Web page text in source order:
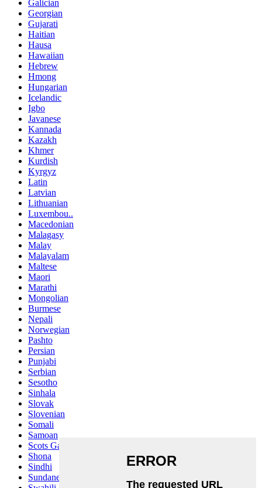
Galician
Georgian
Gujarati
Haitian
Hausa
Hawaiian
Hebrew
Hmong
Hungarian
Icelandic
Igbo
Javanese
Kannada
Kazakh
Khmer
Kurdish
Kyrgyz
Latin
Latvian
Lithuanian
Luxembou..
Macedonian
Malagasy
Malay
Malayalam
Maltese
Maori
Marathi
Mongolian
Burmese
Nepali
Norwegian
Pashto
Persian
Punjabi
Serbian
Sesotho
Sinhala
Slovak
Slovenian
Somali
Samoan
Scots Gaelic
Shona
Sindhi
Sundanese